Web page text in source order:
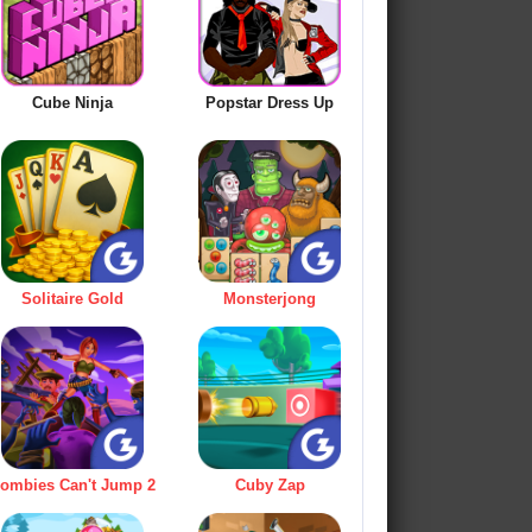
Cube Ninja Popstar Dress Up
Solitaire Gold Monsterjong
Can't Jump 2 Cuby Zap